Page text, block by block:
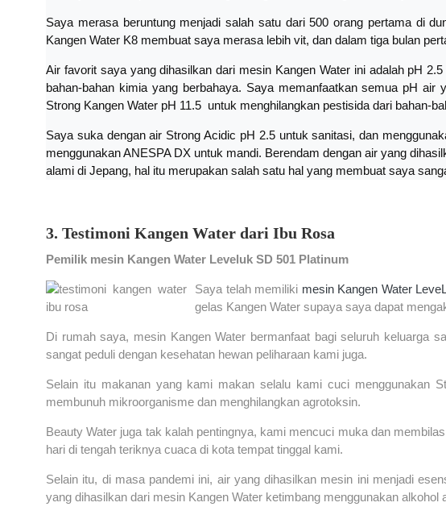
Saya merasa beruntung menjadi salah satu dari 500 orang pertama di
Kangen Water K8 membuat saya merasa lebih vit, dan dalam tiga bulan
Air favorit saya yang dihasilkan dari mesin Kangen Water ini adalah pH
bahan-bahan kimia yang berbahaya. Saya memanfaatkan semua pH
Strong Kangen Water pH 11.5 untuk menghilangkan pestisida dari bahan-
Saya suka dengan air Strong Acidic pH 2.5 untuk sanitasi, dan
menggunakan ANESPA DX untuk mandi. Berendam dengan air yang
alami di Jepang, hal itu merupakan salah satu hal yang membuat saya
3. Testimoni Kangen Water dari Ibu Rosa
Pemilik mesin Kangen Water Leveluk SD 501 Platinum
Saya telah memiliki mesin Kangen Water
gelas Kangen Water supaya saya dapat
Di rumah saya, mesin Kangen Water bermanfaat bagi seluruh keluarga
sangat peduli dengan kesehatan hewan peliharaan kami juga.
Selain itu makanan yang kami makan selalu kami cuci menggunakan
membunuh mikroorganisme dan menghilangkan agrotoksin.
Beauty Water juga tak kalah pentingnya, kami mencuci muka dan
hari di tengah teriknya cuaca di kota tempat tinggal kami.
Selain itu, di masa pandemi ini, air yang dihasilkan mesin ini menjadi
yang dihasilkan dari mesin Kangen Water ketimbang menggunakan alkohol